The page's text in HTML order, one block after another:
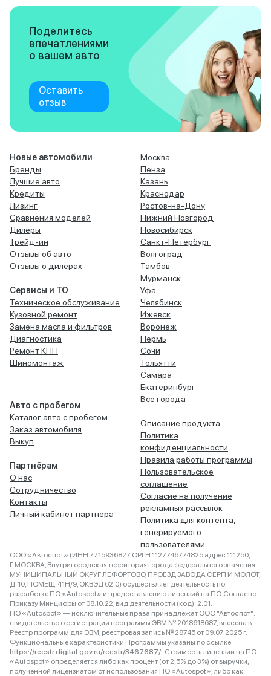
Поделитесь
впечатлениями
о вашем авто
Оставить
отзыв
Новые автомобили
Бренды
Лучшие авто
Кредиты
Лизинг
Сравнения моделей
Дилеры
Трейд-ин
Отзывы об авто
Отзывы о дилерах
Сервисы и ТО
Техническое обслуживание
Кузовной ремонт
Замена масла и фильтров
Диагностика
Ремонт КПП
Шиномонтаж
Авто с пробегом
Каталог авто с пробегом
Заказ автомобиля
Выкуп
Партнёрам
О нас
Сотрудничество
Контакты
Личный кабинет партнера
Москва
Пенза
Казань
Краснодар
Ростов-на-Дону
Нижний Новгород
Новосибирск
Санкт-Петербург
Волгоград
Тамбов
Мурманск
Уфа
Челябинск
Ижевск
Воронеж
Пермь
Сочи
Тольятти
Самара
Екатеринбург
Все города
Описание продукта
Политика
конфиденциальности
Правила работы программы
Пользовательское
соглашение
Согласие на получение
рекламных рассылок
Политика для контента,
генерируемого
пользователями
ООО «Автоспот» (ИНН 7715936827 ОРГН 1127746774825 адрес 111250,
Г.МОСКВА, Внутригородская территория города федерального значения
МУНИЦИПАЛЬНЫЙ ОКРУГ ЛЕФОРТОВО, ПРОЕЗД ЗАВОДА СЕРП И МОЛОТ,
Д. 10, ПОМЕЩ. 41Н/9, ОКВЭД 62.0) осуществляет деятельность по
разработке ПО «Autospot» и предоставлению лицензий на ПО. Согласно
Приказу Минцифры от 08.10.22, вид деятельности (код): 2.01.
ПО «Autospot» — исключительные права принадлежат ООО "Автоспот":
свидетельство о регистрации программы ЭВМ № 2018618687, внесена в
Реестр программ для ЭВМ, реестровая запись № 28745 от 09.07.2025 г.
Функциональные характеристики Программы указаны по ссылке:
https://reestr.digital.gov.ru/reestr/3467687/ . Стоимость лицензии на ПО
«Autospot» определяется либо как процент (от 2,5% до 3%) от выручки,
полученной лицензиатом от использования ПО «Autospot», либо как